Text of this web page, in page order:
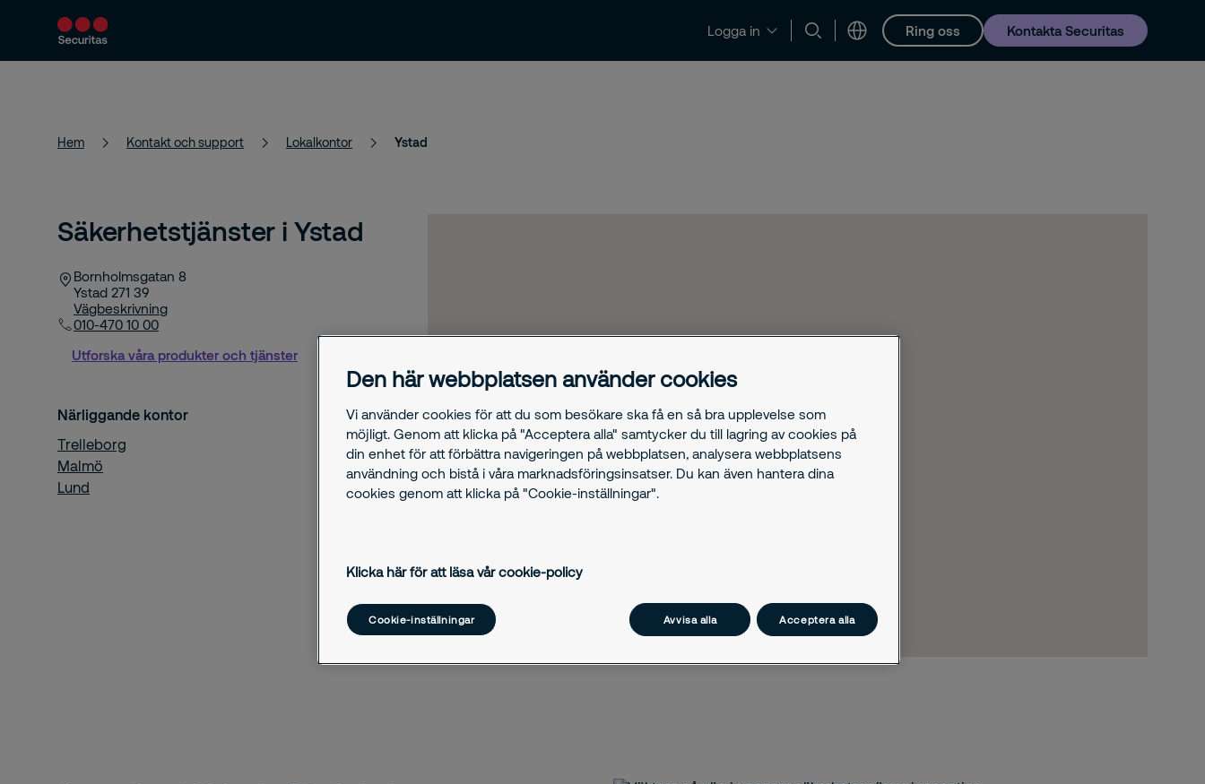
Logga in Ring oss Kontakta Securitas
Produkter och tjänster Säkerhetslösningar Nyheter och insikter Kontakt och support Karriär
Hem Kontakt och support Lokalkontor Ystad
Säkerhetstjänster i Ystad
Bornholmsgatan 8
Ystad 271 39
Vägbeskrivning
010-470 10 00
Utforska våra produkter och tjänster
Närliggande kontor
Trelleborg
Malmö
Lund
Den här webbplatsen använder cookies
Vi använder cookies för att du som besökare ska få en så bra upplevelse som
möjligt. Genom att klicka på "Acceptera alla" samtycker du till lagring av cookies på
din enhet för att förbättra navigeringen på webbplatsen, analysera webbplatsens
användning och bistå i våra marknadsföringsinsatser. Du kan även hantera dina
cookies genom att klicka på "Cookie-inställningar".
Klicka här för att läsa vår cookie-policy
Cookie-inställningar Avvisa alla Acceptera alla